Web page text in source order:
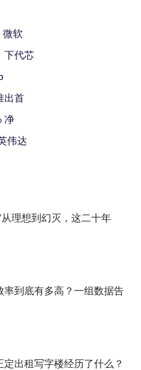
微软
下代芯
出首
净
伟达
从理想到幻灭，这二十年
率到底有多高？一组数据告
定出租写字楼经历了什么？